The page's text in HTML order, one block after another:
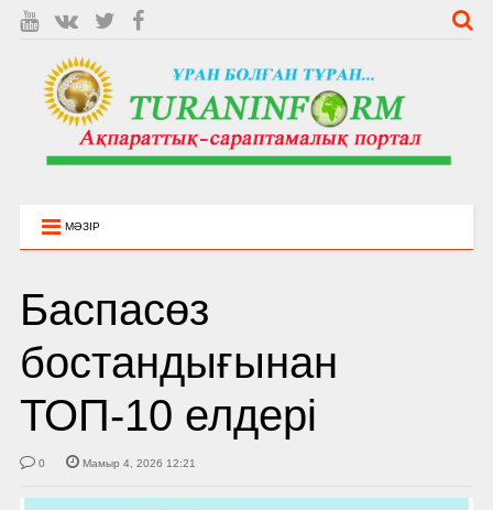
МӘЗІР
Баспасөз
бостандығынан
ТОП-10 елдері
0 Мамыр 4, 2026 12:21